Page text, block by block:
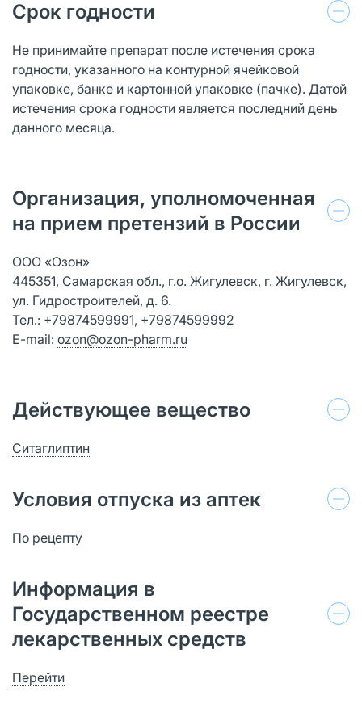
Срок годности
Не принимайте препарат после истечения срока
годности, указанного на контурной ячейковой
упаковке, банке и картонной упаковке (пачке). Датой
истечения срока годности является последний день
данного месяца.
Организация, уполномоченная
на прием претензий в России
ООО «Озон»
445351, Самарская обл., г.о. Жигулевск, г. Жигулевск,
ул. Гидростроителей, д. 6.
Тел.: +79874599991, +79874599992
E-mail: ozon@ozon-pharm.ru
Действующее вещество
Ситаглиптин
Условия отпуска из аптек
По рецепту
Информация в
Государственном реестре
лекарственных средств
Перейти